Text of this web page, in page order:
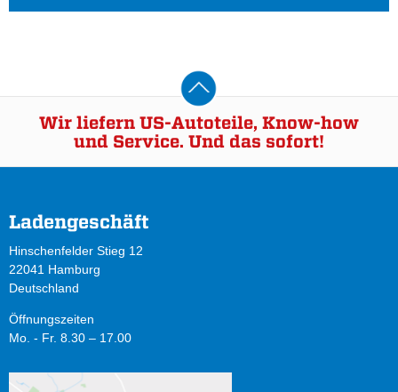
Wir liefern US-Autoteile, Know-how
und Service. Und das sofort!
Ladengeschäft
Hinschenfelder Stieg 12
22041 Hamburg
Deutschland
Öffnungszeiten
Mo. - Fr. 8.30 – 17.00